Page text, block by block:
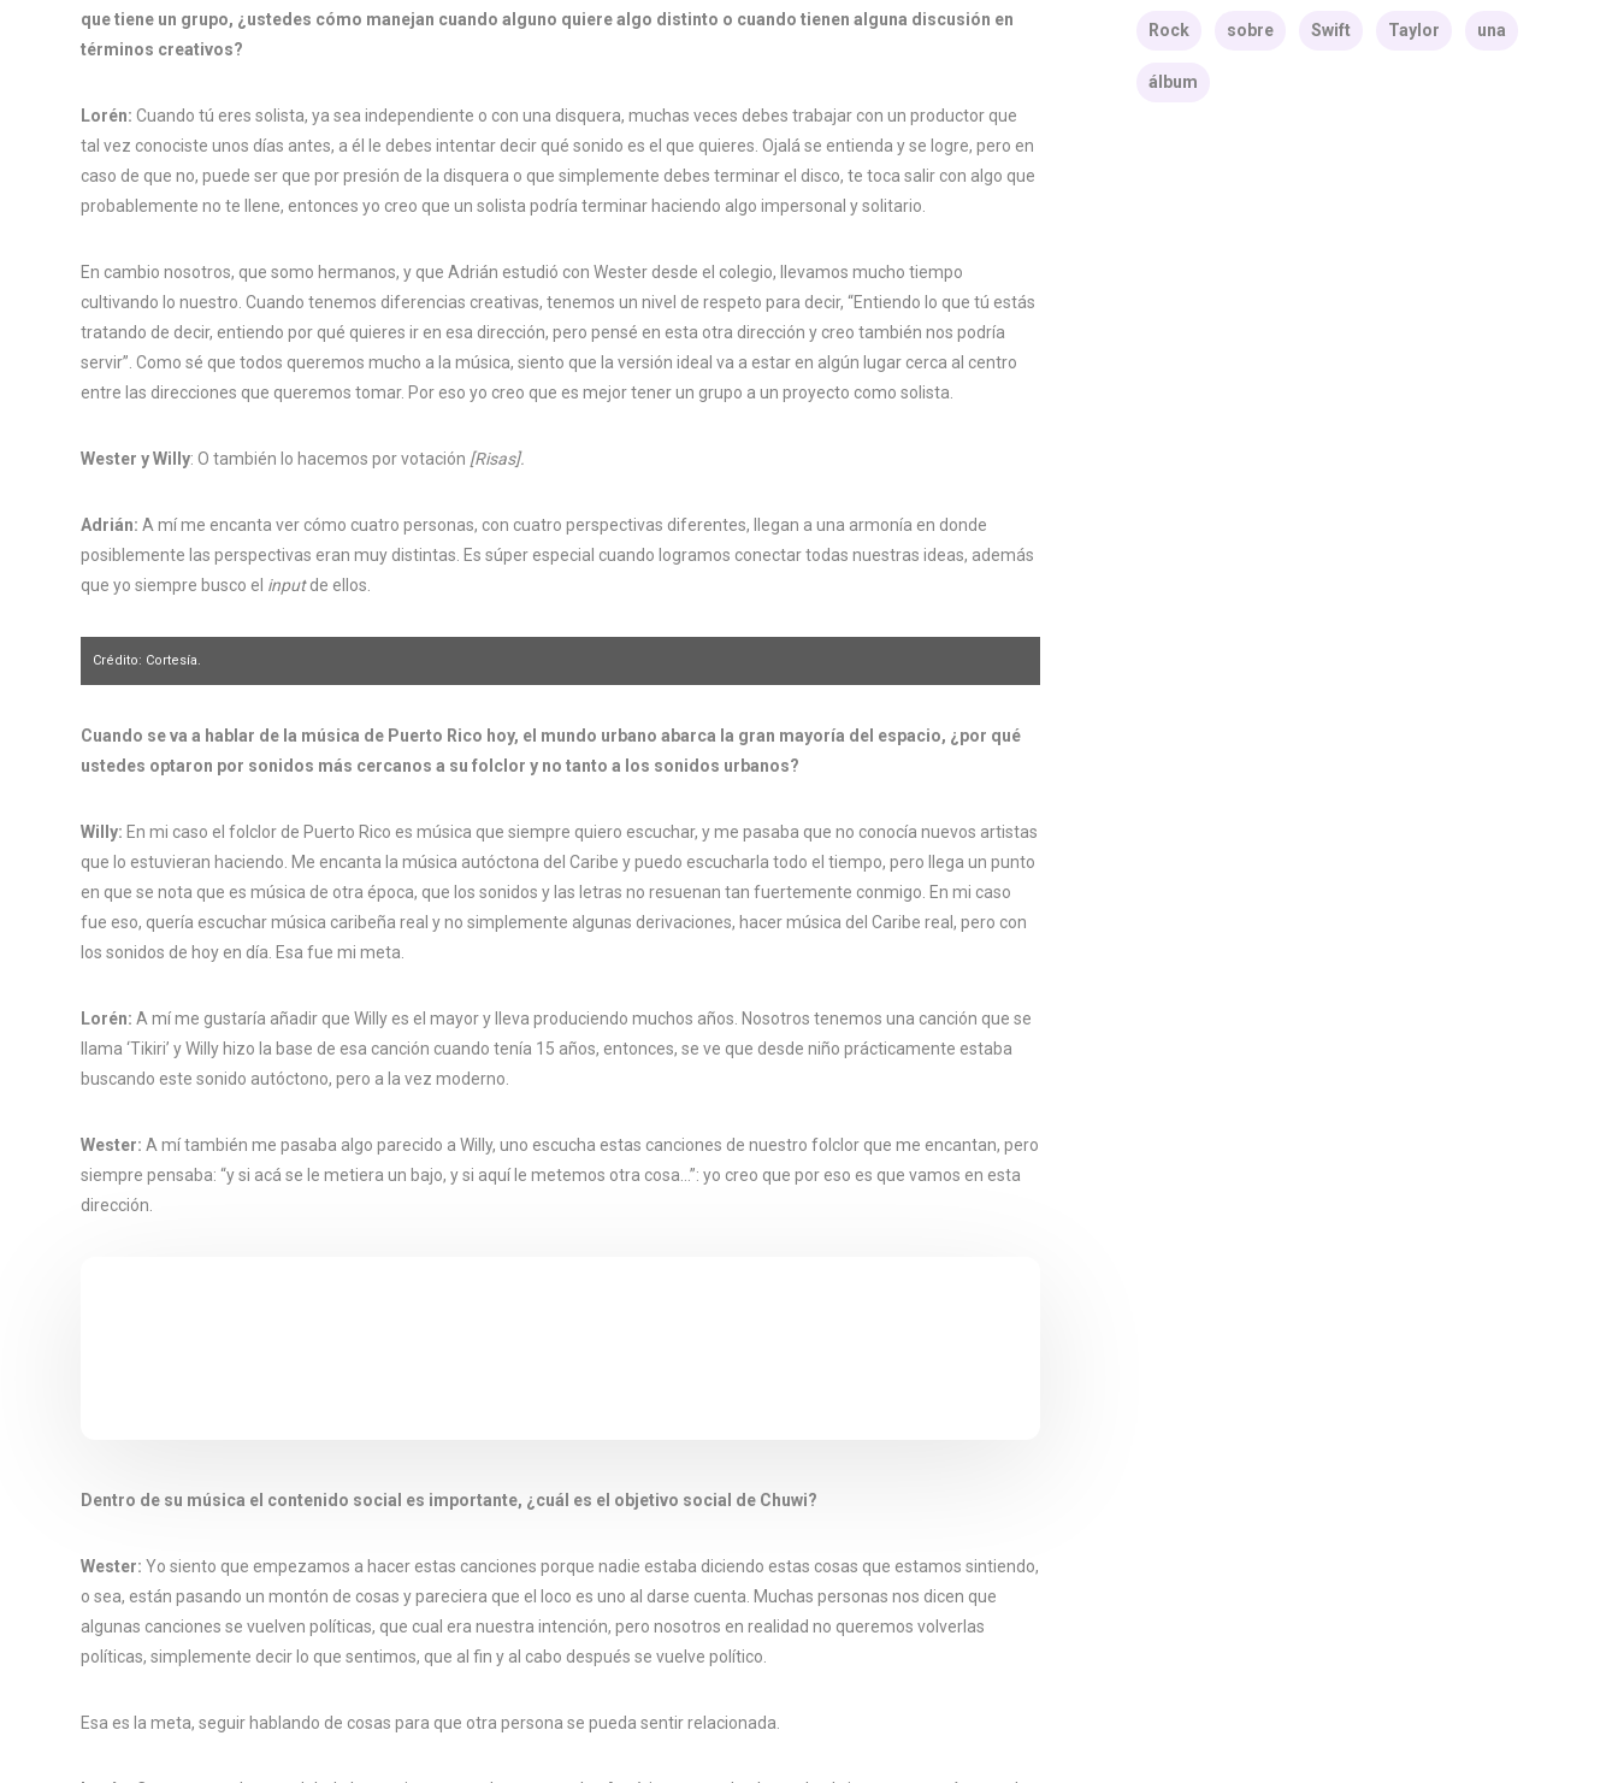
que tiene un grupo, ¿ustedes cómo manejan cuando alguno quiere algo distinto o cuando tienen alguna discusión en
términos creativos?
Lorén: Cuando tú eres solista, ya sea independiente o con una disquera, muchas veces debes trabajar con un productor que
tal vez conociste unos días antes, a él le debes intentar decir qué sonido es el que quieres. Ojalá se entienda y se logre, pero en
caso de que no, puede ser que por presión de la disquera o que simplemente debes terminar el disco, te toca salir con algo que
probablemente no te llene, entonces yo creo que un solista podría terminar haciendo algo impersonal y solitario.
En cambio nosotros, que somo hermanos, y que Adrián estudió con Wester desde el colegio, llevamos mucho tiempo
cultivando lo nuestro. Cuando tenemos diferencias creativas, tenemos un nivel de respeto para decir, “Entiendo lo que tú estás
tratando de decir, entiendo por qué quieres ir en esa dirección, pero pensé en esta otra dirección y creo también nos podría
servir”. Como sé que todos queremos mucho a la música, siento que la versión ideal va a estar en algún lugar cerca al centro
entre las direcciones que queremos tomar. Por eso yo creo que es mejor tener un grupo a un proyecto como solista.
Wester y Willy: O también lo hacemos por votación [Risas].
Adrián: A mí me encanta ver cómo cuatro personas, con cuatro perspectivas diferentes, llegan a una armonía en donde
posiblemente las perspectivas eran muy distintas. Es súper especial cuando logramos conectar todas nuestras ideas, además
que yo siempre busco el inputde ellos.
Crédito: Cortesía.
Cuando se va a hablar de la música de Puerto Rico hoy, el mundo urbano abarca la gran mayoría del espacio, ¿por qué
ustedes optaron por sonidos más cercanos a su folclor y no tanto a los sonidos urbanos?
Willy: En mi caso el folclor de Puerto Rico es música que siempre quiero escuchar, y me pasaba que no conocía nuevos artistas
que lo estuvieran haciendo. Me encanta la música autóctona del Caribe y puedo escucharla todo el tiempo, pero llega un punto
en que se nota que es música de otra época, que los sonidos y las letras no resuenan tan fuertemente conmigo. En mi caso
fue eso, quería escuchar música caribeña real y no simplemente algunas derivaciones, hacer música del Caribe real, pero con
los sonidos de hoy en día. Esa fue mi meta.
Lorén: A mí me gustaría añadir que Willy es el mayor y lleva produciendo muchos años. Nosotros tenemos una canción que se
llama ‘Tikiri’ y Willy hizo la base de esa canción cuando tenía 15 años, entonces, se ve que desde niño prácticamente estaba
buscando este sonido autóctono, pero a la vez moderno.
Wester: A mí también me pasaba algo parecido a Willy, uno escucha estas canciones de nuestro folclor que me encantan, pero
siempre pensaba: “y si acá se le metiera un bajo, y si aquí le metemos otra cosa…”: yo creo que por eso es que vamos en esta
dirección.
Dentro de su música el contenido social es importante, ¿cuál es el objetivo social de Chuwi?
Wester: Yo siento que empezamos a hacer estas canciones porque nadie estaba diciendo estas cosas que estamos sintiendo,
o sea, están pasando un montón de cosas y pareciera que el loco es uno al darse cuenta. Muchas personas nos dicen que
algunas canciones se vuelven políticas, que cual era nuestra intención, pero nosotros en realidad no queremos volverlas
políticas, simplemente decir lo que sentimos, que al fin y al cabo después se vuelve político.
Esa es la meta, seguir hablando de cosas para que otra persona se pueda sentir relacionada.
Rock sobre Swift Taylor una
álbum